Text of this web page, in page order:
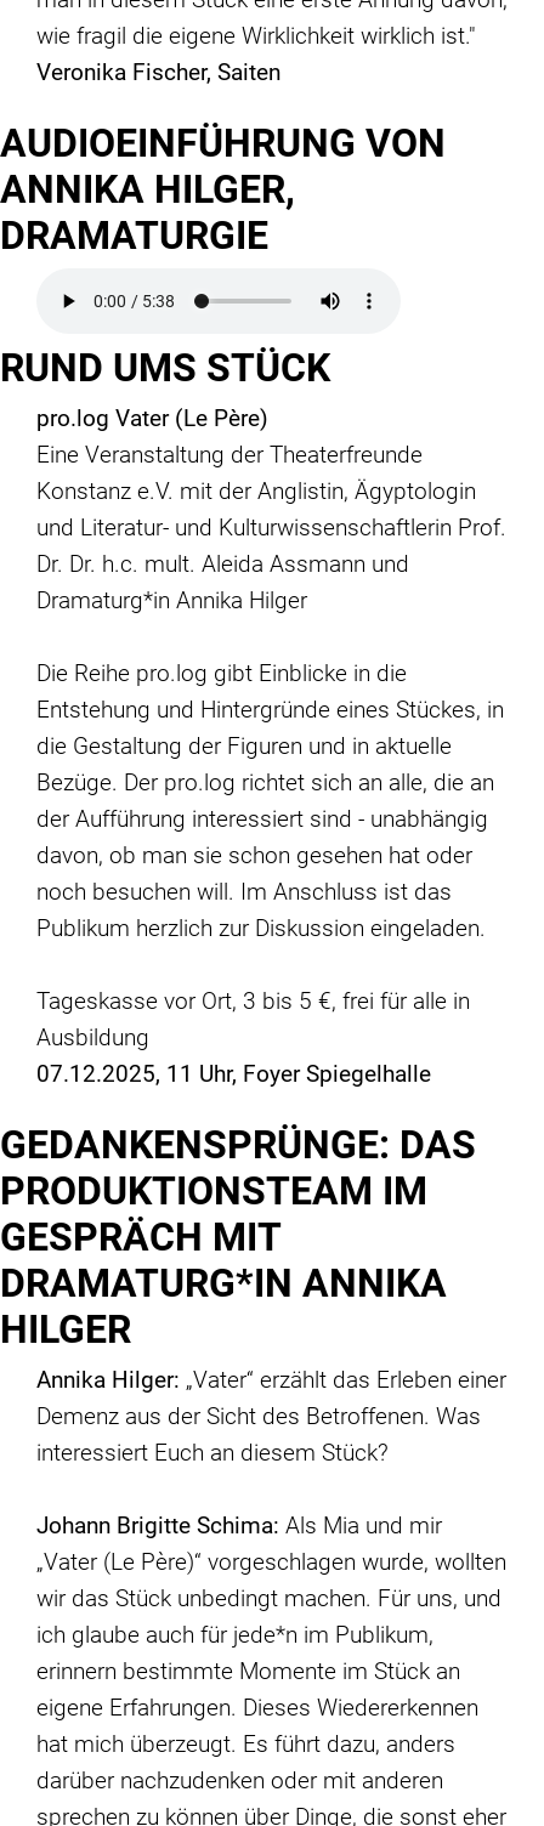
wie fra­gil die ei­ge­ne Wirk­lich­keit wirk­lich ist."
Veronika Fischer, Saiten
AUDIOEINFÜHRUNG VON
ANNIKA HILGER,
DRAMATURGIE
RUND UMS STÜCK
pro.log Vater (Le Père)
Eine Veranstaltung der Theaterfreunde
Konstanz e.V. mit der Anglistin, Ägyptologin
und Literatur- und Kulturwissenschaftlerin Prof.
Dr. Dr. h.c. mult. Aleida Assmann und
Dramaturg*in Annika Hilger
Die Reihe pro.log gibt Einblicke in die
Entstehung und Hintergründe eines Stückes, in
die Gestaltung der Figuren und in aktuelle
Bezüge. Der pro.log richtet sich an alle, die an
der Aufführung interessiert sind - unabhängig
davon, ob man sie schon gesehen hat oder
noch besuchen will. Im Anschluss ist das
Publikum herzlich zur Diskussion eingeladen.
Tageskasse vor Ort, 3 bis 5 €, frei für alle in
Ausbildung
07.12.2025, 11 Uhr, Foyer Spiegelhalle
GEDANKENSPRÜNGE: DAS
PRODUKTIONSTEAM IM
GESPRÄCH MIT
DRAMATURG*IN ANNIKA
HILGER
Annika Hilger: „Vater“ erzählt das Erleben einer
Demenz aus der Sicht des Betroffenen. Was
interessiert Euch an diesem Stück?
Johann Brigitte Schima: Als Mia und mir
„Vater (Le Père)“ vorgeschlagen wurde, wollten
wir das Stück unbedingt machen. Für uns, und
ich glaube auch für jede*n im Publikum,
erinnern bestimmte Momente im Stück an
eigene Erfahrungen. Dieses Wiedererkennen
hat mich überzeugt. Es führt dazu, anders
darüber nachzudenken oder mit anderen
sprechen zu können über Dinge, die sonst eher